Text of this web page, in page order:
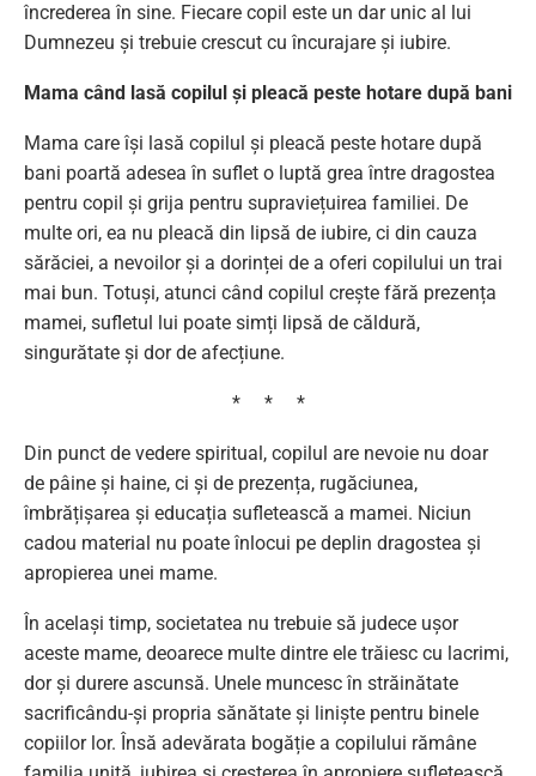
încrederea în sine. Fiecare copil este un dar unic al lui
Dumnezeu și trebuie crescut cu încurajare și iubire.
Mama când lasă copilul și pleacă peste hotare după bani
Mama care își lasă copilul și pleacă peste hotare după
bani poartă adesea în suflet o luptă grea între dragostea
pentru copil și grija pentru supraviețuirea familiei. De
multe ori, ea nu pleacă din lipsă de iubire, ci din cauza
sărăciei, a nevoilor și a dorinței de a oferi copilului un trai
mai bun. Totuși, atunci când copilul crește fără prezența
mamei, sufletul lui poate simți lipsă de căldură,
singurătate și dor de afecțiune.
* * *
Din punct de vedere spiritual, copilul are nevoie nu doar
de pâine și haine, ci și de prezența, rugăciunea,
îmbrățișarea și educația sufletească a mamei. Niciun
cadou material nu poate înlocui pe deplin dragostea și
apropierea unei mame.
În același timp, societatea nu trebuie să judece ușor
aceste mame, deoarece multe dintre ele trăiesc cu lacrimi,
dor și durere ascunsă. Unele muncesc în străinătate
sacrificându-și propria sănătate și liniște pentru binele
copiilor lor. Însă adevărata bogăție a copilului rămâne